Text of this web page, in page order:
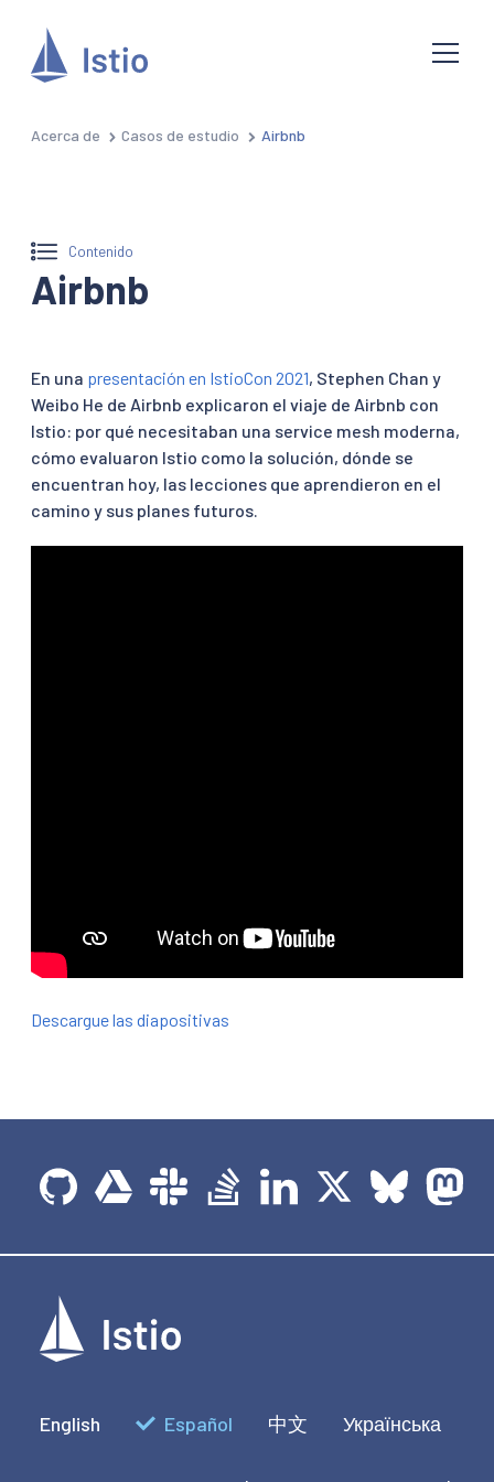
Acerca de Casos de estudio Airbnb
Contenido
Airbnb
En una presentación en IstioCon 2021, Stephen Chan y
Weibo He de Airbnb explicaron el viaje de Airbnb con
Istio: por qué necesitaban una service mesh moderna,
cómo evaluaron Istio como la solución, dónde se
encuentran hoy, las lecciones que aprendieron en el
camino y sus planes futuros.
Descargue las diapositivas
English Español 中文 Українська